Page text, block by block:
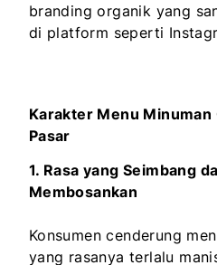
branding organik yang
di platform seperti
Karakter Menu Minuman
Pasar
1. Rasa yang Seimbang
Membosankan
Konsumen cenderung
yang rasanya terlalu